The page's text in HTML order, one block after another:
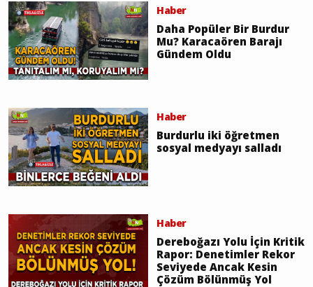
Haber
Daha Popüler Bir Burdur
Mu? Karacaören Barajı
Gündem Oldu
Haber
Burdurlu iki öğretmen
sosyal medyayı salladı
Haber
Dereboğazı Yolu İçin Kritik
Rapor: Denetimler Rekor
Seviyede Ancak Kesin
Çözüm Bölünmüş Yol